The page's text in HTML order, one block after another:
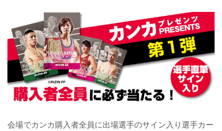
会場でカンカ購入者全員に出場選手のサイン入り選手カー